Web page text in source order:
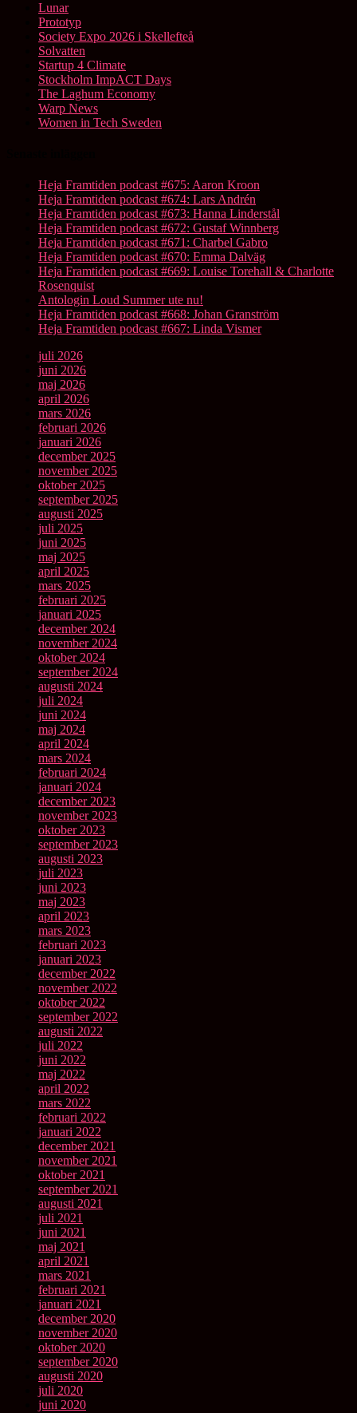
Lunar
Prototyp
Society Expo 2026 i Skellefteå
Solvatten
Startup 4 Climate
Stockholm ImpACT Days
The Laghum Economy
Warp News
Women in Tech Sweden
Heja Framtiden podcast #675: Aaron Kroon
Heja Framtiden podcast #674: Lars Andrén
Heja Framtiden podcast #673: Hanna Linderstål
Heja Framtiden podcast #672: Gustaf Winnberg
Heja Framtiden podcast #671: Charbel Gabro
Heja Framtiden podcast #670: Emma Dalväg
Heja Framtiden podcast #669: Louise Torehall & Charlotte
Rosenquist
Antologin Loud Summer ute nu!
Heja Framtiden podcast #668: Johan Granström
Heja Framtiden podcast #667: Linda Vismer
juli 2026
juni 2026
maj 2026
april 2026
mars 2026
februari 2026
januari 2026
december 2025
november 2025
oktober 2025
september 2025
augusti 2025
juli 2025
juni 2025
maj 2025
april 2025
mars 2025
februari 2025
januari 2025
december 2024
november 2024
oktober 2024
september 2024
augusti 2024
juli 2024
juni 2024
maj 2024
april 2024
mars 2024
februari 2024
januari 2024
december 2023
november 2023
oktober 2023
september 2023
augusti 2023
juli 2023
juni 2023
maj 2023
april 2023
mars 2023
februari 2023
januari 2023
december 2022
november 2022
oktober 2022
september 2022
augusti 2022
juli 2022
juni 2022
maj 2022
april 2022
mars 2022
februari 2022
januari 2022
december 2021
november 2021
oktober 2021
september 2021
augusti 2021
juli 2021
juni 2021
maj 2021
april 2021
mars 2021
februari 2021
januari 2021
december 2020
november 2020
oktober 2020
september 2020
augusti 2020
juli 2020
juni 2020